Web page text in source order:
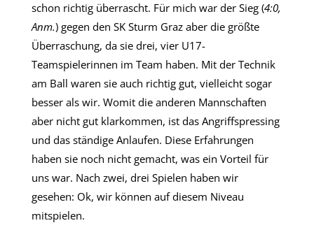
schon richtig überrascht. Für mich war der Sieg (4:0,
Anm.) gegen den SK Sturm Graz aber die größte
Überraschung, da sie drei, vier U17-
Teamspielerinnen im Team haben. Mit der Technik
am Ball waren sie auch richtig gut, vielleicht sogar
besser als wir. Womit die anderen Mannschaften
aber nicht gut klarkommen, ist das Angriffspressing
und das ständige Anlaufen. Diese Erfahrungen
haben sie noch nicht gemacht, was ein Vorteil für
uns war. Nach zwei, drei Spielen haben wir
gesehen: Ok, wir können auf diesem Niveau
mitspielen.